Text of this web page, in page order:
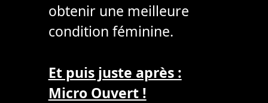
obtenir une meilleure
condition féminine.
Et puis juste après :
Micro Ouvert !